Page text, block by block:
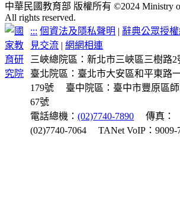
中華民國教育部 版權所有 ©2024 Ministry
All rights reserved.
::: 個資法及隱私聲明 | 辭典公眾授權
見交流 |網網相連
三峽總院區：新北市三峽區三樹路2
臺北院區：臺北市大安區和平東路
179號
臺中院區：臺中市豐原區
67號
電話總機：(02)7740-7890
傳真：
(02)7740-7064
TANet VoIP：9009-